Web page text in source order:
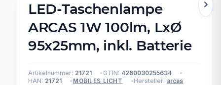
LED-Taschenlampe
ARCAS 1W 100lm, LxØ
95x25mm, inkl. Batterie
Artikelnummer: 21721 GTIN: 4260030255634
HAN: 21721 MOBILES LICHT Hersteller: arcas